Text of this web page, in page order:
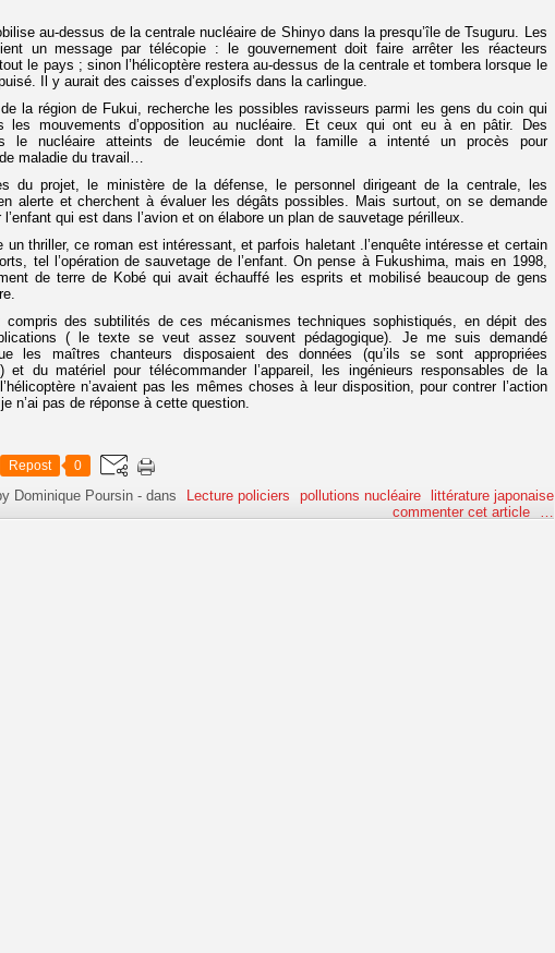
au-dessus de la centrale nucléaire de Shinyo dans la presqu’île de Tsuguru. Les
un message par télécopie : le gouvernement doit faire arrêter les réacteurs
le pays ; sinon l’hélicoptère restera au-dessus de la centrale et tombera lorsque le
Il y aurait des caisses d’explosifs dans la carlingue.
la région de Fukui, recherche les possibles ravisseurs parmi les gens du coin qui
les mouvements d’opposition au nucléaire. Et ceux qui ont eu à en pâtir. Des
le nucléaire atteints de leucémie dont la famille a intenté un procès pour
maladie du travail…
du projet, le ministère de la défense, le personnel dirigeant de la centrale, les
alerte et cherchent à évaluer les dégâts possibles. Mais surtout, on se demande
qui est dans l’avion et on élabore un plan de sauvetage périlleux.
un thriller, ce roman est intéressant, et parfois haletant .l’enquête intéresse et certain
tel l’opération de sauvetage de l’enfant. On pense à Fukushima, mais en 1998,
de terre de Kobé qui avait échauffé les esprits et mobilisé beaucoup de gens
compris des subtilités de ces mécanismes techniques sophistiqués, en dépit des
( le texte se veut assez souvent pédagogique). Je me suis demandé
les maîtres chanteurs disposaient des données (qu’ils se sont appropriées
et du matériel pour télécommander l’appareil, les ingénieurs responsables de la
n’avaient pas les mêmes choses à leur disposition, pour contrer l’action
n’ai pas de réponse à cette question.
Repost 0
Dominique Poursin -dans Lecture policiers pollutions nucléaire
littérature japonaise
commenter cet article
…